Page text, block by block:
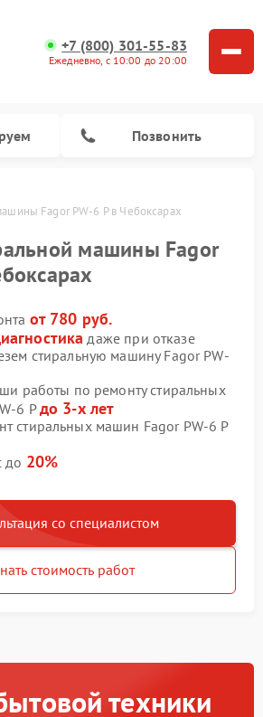
+7 (800) 301-55-83
Ежедневно, с 10:00 до 20:00
Позвонить
Fagor PW-6 P в Чебоксарах
машины Fagor
от 780 руб.
даже при отказе
стиральную машину Fagor PW-
работы по ремонту стиральных
6 Pдо 3-х лет
стиральных машин Fagor PW-6 P
до 20%
со специалистом
стоимость работ
техники